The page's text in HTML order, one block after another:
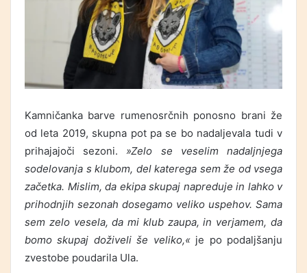
Kamničanka barve rumenosrčnih ponosno brani že
od leta 2019, skupna pot pa se bo nadaljevala tudi v
prihajajoči sezoni.»Zelo se veselim nadaljnjega
sodelovanja s klubom, del katerega sem že od vsega
začetka. Mislim, da ekipa skupaj napreduje in lahko v
prihodnjih sezonah dosegamo veliko uspehov. Sama
sem zelo vesela, da mi klub zaupa, in verjamem, da
bomo skupaj doživeli še veliko,« je po podaljšanju
zvestobe poudarila Ula.